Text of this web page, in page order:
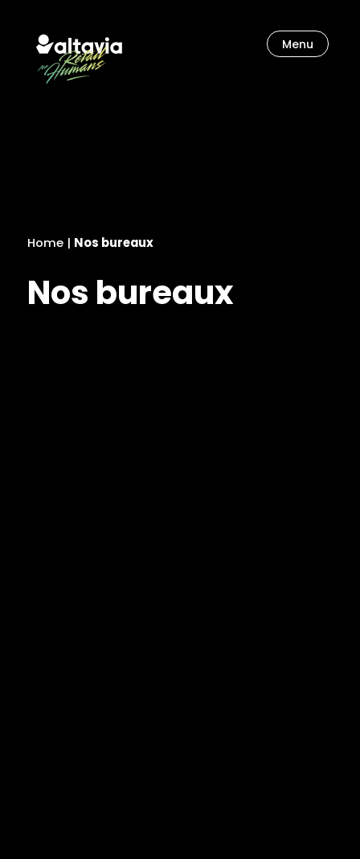
Let’s unlock our imagination.
Menu
Home| Nos bureaux
Nos bureaux